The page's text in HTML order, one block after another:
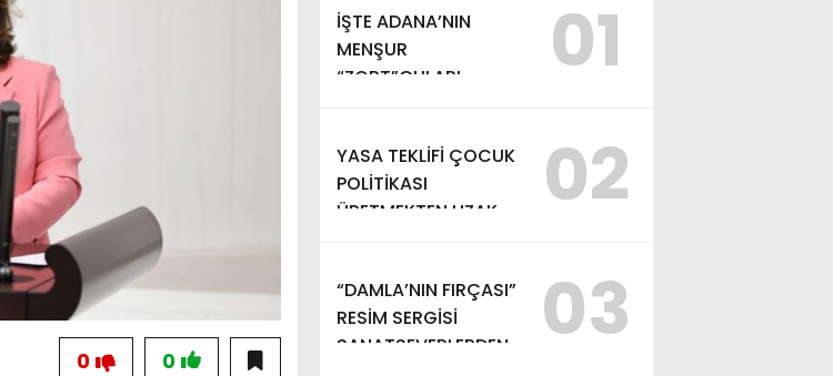
İŞTE ADANA’NIN
MENŞUR
“ZORT”ÇULARI…
01
YASA TEKLİFİ ÇOCUK
POLİTİKASI
ÜRETMEKTEN UZAK
02
“DAMLA’NIN FIRÇASI”
RESİM SERGİSİ
SANATSEVERLERDEN
03
0
0